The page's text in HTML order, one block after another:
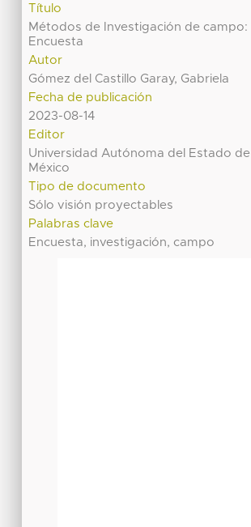
Título
Métodos de Investigación de campo:
Encuesta
Autor
Gómez del Castillo Garay, Gabriela
Fecha de publicación
2023-08-14
Editor
Universidad Autónoma del Estado de
México
Tipo de documento
Sólo visión proyectables
Palabras clave
Encuesta, investigación, campo